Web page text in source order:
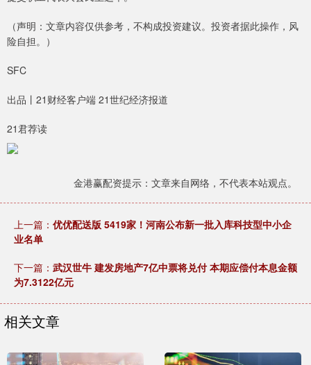
（声明：文章内容仅供参考，不构成投资建议。投资者据此操作，风
险自担。）
SFC
出品丨21财经客户端 21世纪经济报道
21君荐读
金港赢配资提示：文章来自网络，不代表本站观点。
上一篇： 优优配送版 5419家！河南公布新一批入库科技型中小企
业名单
下一篇： 武汉世牛 建发房地产7亿中票将兑付 本期应偿付本息金额
为7.3122亿元
相关文章